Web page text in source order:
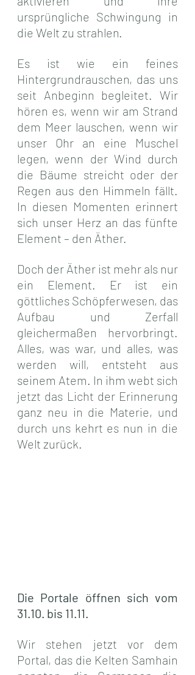
ursprüngliche Schwingung in
die Welt zu strahlen.
Es ist wie ein feines
Hintergrundrauschen, das uns
seit Anbeginn begleitet. Wir
hören es, wenn wir am Strand
dem Meer lauschen, wenn wir
unser Ohr an eine Muschel
legen, wenn der Wind durch
die Bäume streicht oder der
Regen aus den Himmeln fällt.
In diesen Momenten erinnert
sich unser Herz an das fünfte
Element – den Äther.
Doch der Äther ist mehr als nur
ein Element. Er ist ein
göttliches Schöpferwesen, das
Aufbau und Zerfall
gleichermaßen hervorbringt.
Alles, was war, und alles, was
werden will, entsteht aus
seinem Atem. In ihm webt sich
jetzt das Licht der Erinnerung
ganz neu in die Materie, und
durch uns kehrt es nun in die
Welt zurück.
Die Portale öffnen sich vom
31.10. bis 11.11.
Wir stehen jetzt vor dem
Portal, das die Kelten Samhain